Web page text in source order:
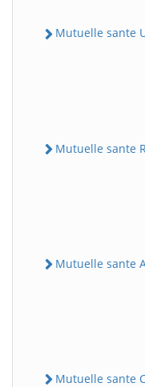
Mutuelle sante
Mutuelle sante
Mutuelle sante
Mutuelle sante